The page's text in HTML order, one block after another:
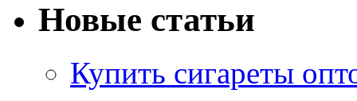
Новые статьи
Купить сигареты